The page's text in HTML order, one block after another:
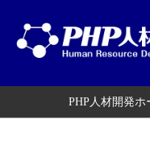
PHP人材開発ホ